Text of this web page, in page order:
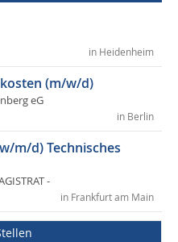
in Heidenheim
(m/w/d)
eG
in Berlin
m/d) Technisches
-
in Frankfurt am Main